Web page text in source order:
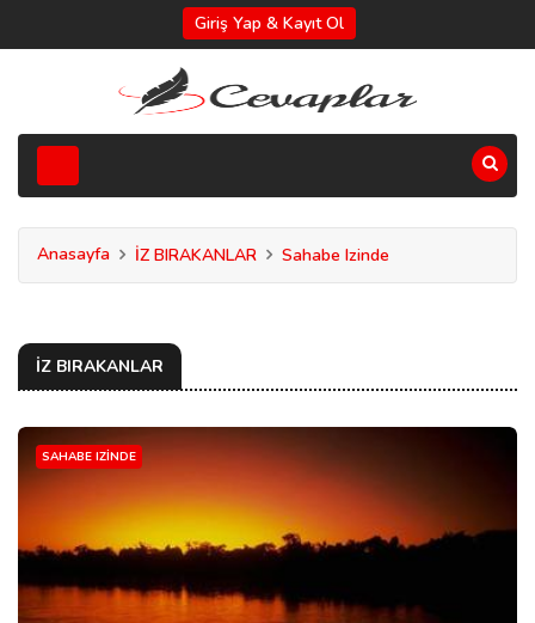
Giriş Yap & Kayıt Ol
Anasayfa İZ BIRAKANLAR Sahabe Izinde
İZ BIRAKANLAR
SAHABE IZINDE